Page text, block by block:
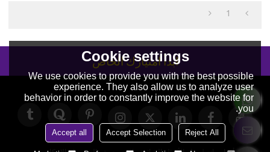
1
ابدأ امتيازك الخاص
Cookie settings
We use cookies to provide you with the best possible
experience. They also allow us to analyze user
behavior in order to constantly improve the website for
you.
Reject All
Accept Selection
Accept all